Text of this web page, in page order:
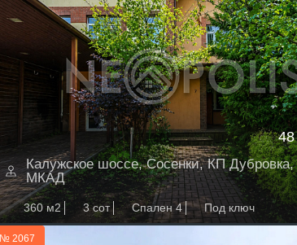
Калужское шоссе, Сосенки, КП Дубровка,
МКАД
360 м2 3 сот Спален 4 Под ключ
№ 2067